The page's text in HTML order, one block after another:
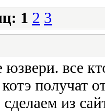
1 2 3
юзвери. все
получат
сделаем из